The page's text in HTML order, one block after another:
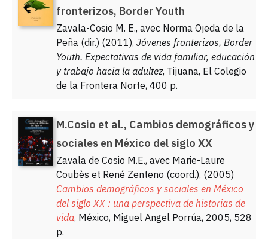
fronterizos, Border Youth
Zavala-Cosio M. E., avec Norma Ojeda de la
Peña (dir.) (2011), Jóvenes fronterizos, Border
Youth. Expectativas de vida familiar, educación
y trabajo hacia la adultez, Tijuana, El Colegio
de la Frontera Norte, 400 p.
M.Cosio et al., Cambios demográficos y
sociales en México del siglo XX
Zavala de Cosio M.E., avec Marie-Laure
Coubès et René Zenteno (coord.), (2005)
Cambios demográficos y sociales en México
del siglo XX : una perspectiva de historias de
vida, México, Miguel Angel Porrúa, 2005, 528
p.